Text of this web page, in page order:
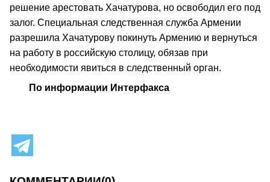
решение арестовать Хачатурова, но освободил его под
залог. Специальная следственная служба Армении
разрешила Хачатурову покинуть Армению и вернуться
на работу в российскую столицу, обязав при
необходимости явиться в следственный орган.
По информации Интерфакса